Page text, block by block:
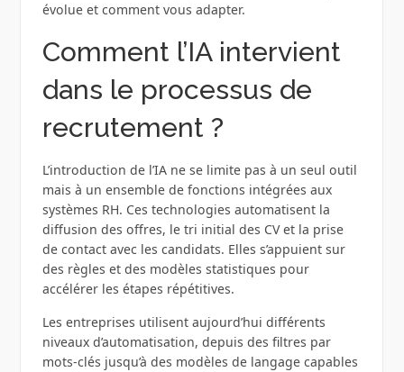
évolue et comment vous adapter.
Comment l’IA intervient
dans le processus de
recrutement ?
L’introduction de l’IA ne se limite pas à un seul outil
mais à un ensemble de fonctions intégrées aux
systèmes RH. Ces technologies automatisent la
diffusion des offres, le tri initial des CV et la prise
de contact avec les candidats. Elles s’appuient sur
des règles et des modèles statistiques pour
accélérer les étapes répétitives.
Les entreprises utilisent aujourd’hui différents
niveaux d’automatisation, depuis des filtres par
mots-clés jusqu’à des modèles de langage capables